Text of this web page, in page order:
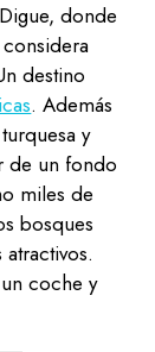
donde
destino
. Además
y
de un fondo
miles de
bosques
coche y